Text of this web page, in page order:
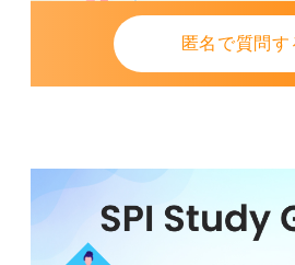
スタイリストや編集者なら、イン
として撮影現場に参加し、現場の
仕事ぶりを肌で感じることが欠かせ
ファッションスクールや専門学校
考え方）を言語化できるか、人に
タイル、かっこいいね」と言っても
匿名で質問す